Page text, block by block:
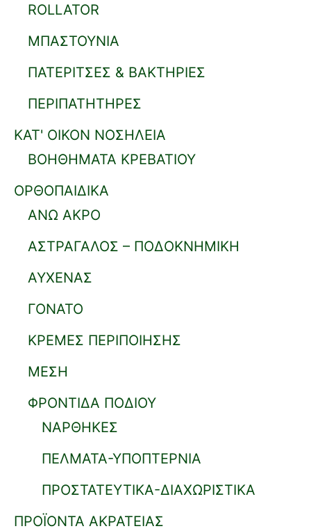
ROLLATOR
ΜΠΑΣΤΟΥΝΙΑ
ΠΑΤΕΡΙΤΣΕΣ & ΒΑΚΤΗΡΙΕΣ
ΠΕΡΙΠΑΤΗΤΗΡΕΣ
ΚΑΤ' ΟΙΚΟΝ ΝΟΣΗΛΕΙΑ
ΒΟΗΘΗΜΑΤΑ ΚΡΕΒΑΤΙΟΥ
ΟΡΘΟΠΑΙΔΙΚΑ
ΑΝΩ ΑΚΡΟ
ΑΣΤΡΑΓΑΛΟΣ – ΠΟΔΟΚΝΗΜΙΚΗ
ΑΥΧΕΝΑΣ
ΓΟΝΑΤΟ
ΚΡΕΜΕΣ ΠΕΡΙΠΟΙΗΣΗΣ
ΜΕΣΗ
ΦΡΟΝΤΙΔΑ ΠΟΔΙΟΥ
ΝΑΡΘΗΚΕΣ
ΠΕΛΜΑΤΑ-ΥΠΟΠΤΕΡΝΙΑ
ΠΡΟΣΤΑΤΕΥΤΙΚΑ-ΔΙΑΧΩΡΙΣΤΙΚΑ
ΠΡΟΪΟΝΤΑ ΑΚΡΑΤΕΙΑΣ